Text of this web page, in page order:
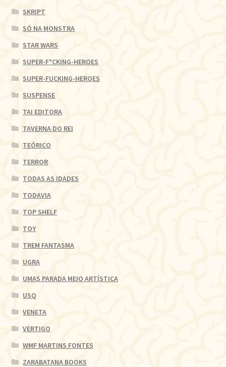
SKRIPT
SÓ NA MONSTRA
STAR WARS
SUPER-F*CKING-HEROES
SUPER-FUCKING-HEROES
SUSPENSE
TAI EDITORA
TAVERNA DO REI
TEÓRICO
TERROR
TODAS AS IDADES
TODAVIA
TOP SHELF
TOY
TREM FANTASMA
UGRA
UMAS PARADA MEIO ARTÍSTICA
USQ
VENETA
VERTIGO
WMF MARTINS FONTES
ZARABATANA BOOKS